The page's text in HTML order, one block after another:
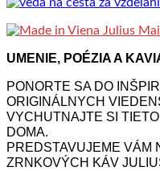
UMENIE, POÉZIA A
PONORTE SA DO
ORIGINÁLNYCH
VYCHUTNAJTE SI
DOMA.
PREDSTAVUJEME VÁM
ZRNKOVÝCH KÁV